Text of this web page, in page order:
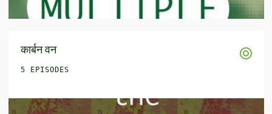
कार्बन वन
5 EPISODES